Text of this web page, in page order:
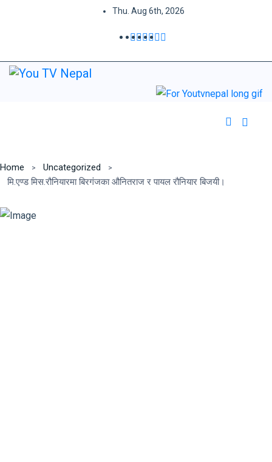
Thu. Aug 6th, 2026
Home
Uncategorized
मि.एण्ड मिस.रौनियारमा बिरगंजका औनितराज र पायल रौनियार बिजयी।